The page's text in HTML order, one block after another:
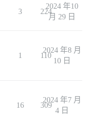
3 224
2024 年10
月 29 日
1 110
2024 年8 月
10 日
16 309
2024 年7 月
4 日